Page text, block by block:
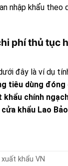
nhập khẩu theo
phí thủ tục
đây là ví dụ
tiêu dùng
chính
khẩu Lao
khẩu VN